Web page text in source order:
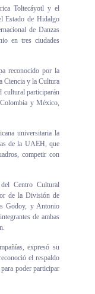
Toltecáyotl y el
Estado de Hidalgo
de Danzas
en tres ciudades
reconocido por la
Ciencia y la Cultura
cultural participarán
y México,
universitaria la
de la UAEH, que
competir con
Centro Cultural
de la División de
Godoy, y Antonio
de ambas
expresó su
el respaldo
poder participar